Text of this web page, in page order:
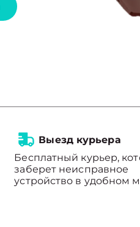
Выезд курьера
Бесплатный курьер,
заберет неисправное
устройство в удобном